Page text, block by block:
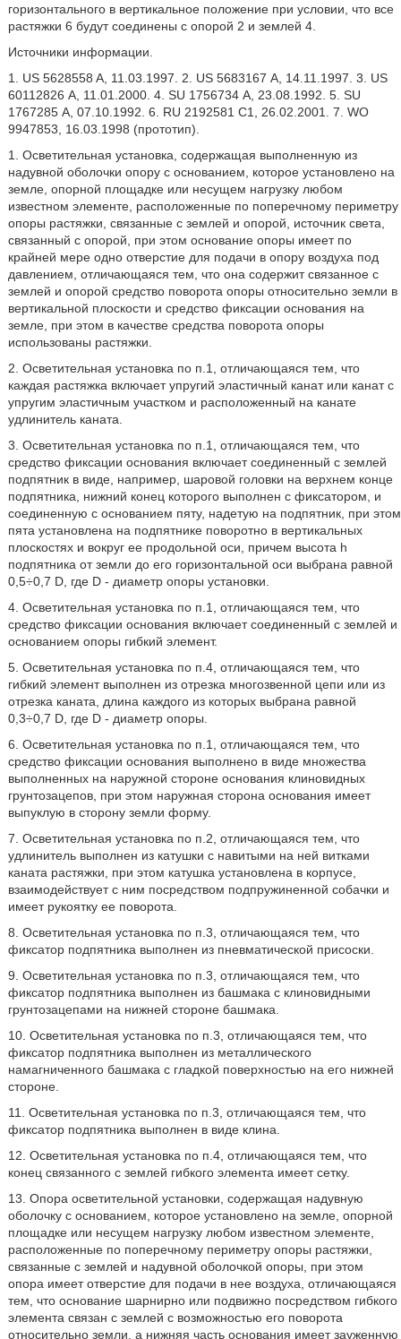
горизонтального в вертикальное положение при условии, что все
растяжки 6 будут соединены с опорой 2 и землей 4.
Источники информации.
1. US 5628558 A, 11.03.1997. 2. US 5683167 А, 14.11.1997. 3. US
60112826 А, 11.01.2000. 4. SU 1756734 А, 23.08.1992. 5. SU
1767285 А, 07.10.1992. 6. RU 2192581 C1, 26.02.2001. 7. WO
9947853, 16.03.1998 (прототип).
1. Осветительная установка, содержащая выполненную из
надувной оболочки опору с основанием, которое установлено на
земле, опорной площадке или несущем нагрузку любом
известном элементе, расположенные по поперечному периметру
опоры растяжки, связанные с землей и опорой, источник света,
связанный с опорой, при этом основание опоры имеет по
крайней мере одно отверстие для подачи в опору воздуха под
давлением, отличающаяся тем, что она содержит связанное с
землей и опорой средство поворота опоры относительно земли в
вертикальной плоскости и средство фиксации основания на
земле, при этом в качестве средства поворота опоры
использованы растяжки.
2. Осветительная установка по п.1, отличающаяся тем, что
каждая растяжка включает упругий эластичный канат или канат с
упругим эластичным участком и расположенный на канате
удлинитель каната.
3. Осветительная установка по п.1, отличающаяся тем, что
средство фиксации основания включает соединенный с землей
подпятник в виде, например, шаровой головки на верхнем конце
подпятника, нижний конец которого выполнен с фиксатором, и
соединенную с основанием пяту, надетую на подпятник, при этом
пята установлена на подпятнике поворотно в вертикальных
плоскостях и вокруг ее продольной оси, причем высота h
подпятника от земли до его горизонтальной оси выбрана равной
0,5÷0,7 D, где D - диаметр опоры установки.
4. Осветительная установка по п.1, отличающаяся тем, что
средство фиксации основания включает соединенный с землей и
основанием опоры гибкий элемент.
5. Осветительная установка по п.4, отличающаяся тем, что
гибкий элемент выполнен из отрезка многозвенной цепи или из
отрезка каната, длина каждого из которых выбрана равной
0,3÷0,7 D, где D - диаметр опоры.
6. Осветительная установка по п.1, отличающаяся тем, что
средство фиксации основания выполнено в виде множества
выполненных на наружной стороне основания клиновидных
грунтозацепов, при этом наружная сторона основания имеет
выпуклую в сторону земли форму.
7. Осветительная установка по п.2, отличающаяся тем, что
удлинитель выполнен из катушки с навитыми на ней витками
каната растяжки, при этом катушка установлена в корпусе,
взаимодействует с ним посредством подпружиненной собачки и
имеет рукоятку ее поворота.
8. Осветительная установка по п.3, отличающаяся тем, что
фиксатор подпятника выполнен из пневматической присоски.
9. Осветительная установка по п.3, отличающаяся тем, что
фиксатор подпятника выполнен из башмака с клиновидными
грунтозацепами на нижней стороне башмака.
10. Осветительная установка по п.3, отличающаяся тем, что
фиксатор подпятника выполнен из металлического
намагниченного башмака с гладкой поверхностью на его нижней
стороне.
11. Осветительная установка по п.3, отличающаяся тем, что
фиксатор подпятника выполнен в виде клина.
12. Осветительная установка по п.4, отличающаяся тем, что
конец связанного с землей гибкого элемента имеет сетку.
13. Опора осветительной установки, содержащая надувную
оболочку с основанием, которое установлено на земле, опорной
площадке или несущем нагрузку любом известном элементе,
расположенные по поперечному периметру опоры растяжки,
связанные с землей и надувной оболочкой опоры, при этом
опора имеет отверстие для подачи в нее воздуха, отличающаяся
тем, что основание шарнирно или подвижно посредством гибкого
элемента связан с землей с возможностью его поворота
относительно земли, а нижняя часть основания имеет зауженную